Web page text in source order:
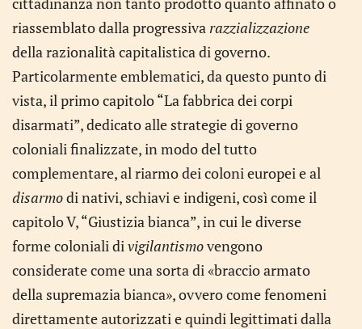
riassemblato dalla progressivarazzializzazione
della razionalità capitalistica di governo.
Particolarmente emblematici, da questo punto di
vista, il primo capitolo “La fabbrica dei corpi
disarmati”, dedicato alle strategie di governo
coloniali finalizzate, in modo del tutto
complementare, al riarmo dei coloni europei e al
disarmodi nativi, schiavi e indigeni, così come il
capitolo V, “Giustizia bianca”, in cui le diverse
forme coloniali divigilantismovengono
considerate come una sorta di «braccio armato
della supremazia bianca», ovvero come fenomeni
direttamente autorizzati e quindi legittimati dalla